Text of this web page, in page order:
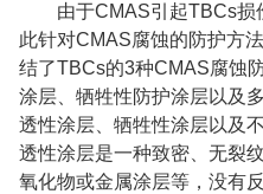
由于CMAS引起TBCs损
此针对CMAS腐蚀的防护方
结了TBCs的3种CMAS腐蚀
涂层、牺牲性防护涂层以及
透性涂层、牺牲性涂层以及
透性涂层是一种致密、无裂
氧化物或金属涂层等，没有